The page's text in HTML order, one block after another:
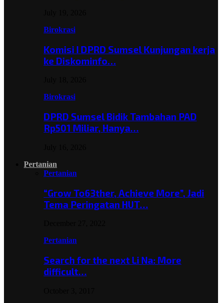
Birokrasi
Komisi I DPRD Sumsel Kunjungan kerja
ke Diskominfo…
Birokrasi
DPRD Sumsel Bidik Tambahan PAD
Rp501 Miliar, Hanya…
Pertanian
Pertanian
“Grow To63ther, Achieve More”, Jadi
Tema Peringatan HUT…
Pertanian
Search for the next Li Na: More
difficult…